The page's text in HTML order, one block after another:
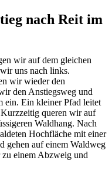
nach Reit im
wir auf dem gleichen
uns nach links.
wir wieder den
den Anstiegsweg und
ein. Ein kleiner Pfad leitet
queren wir auf
Waldhang. Nach
Hochfläche mit einer
gehen auf einem Waldweg
einem Abzweig und